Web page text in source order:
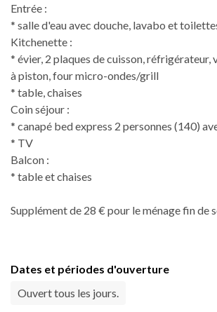
Entrée :
* salle d'eau avec douche, lavabo et
Kitchenette :
* évier, 2 plaques de cuisson, réfrigérateur,
à piston, four micro-ondes/grill
* table, chaises
Coin séjour :
* canapé bed express 2 personnes (140)
* TV
Balcon :
* table et chaises
Supplément de 28 € pour le ménage fin de
Dates et périodes d'ouverture
Ouvert tous les jours.